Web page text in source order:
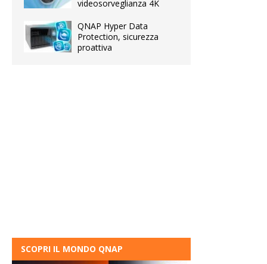
videosorveglianza 4K
QNAP Hyper Data
Protection, sicurezza
proattiva
SCOPRI IL MONDO QNAP